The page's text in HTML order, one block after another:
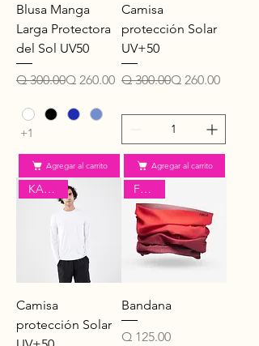
Blusa Manga
Larga Protectora
del Sol UV50
Precio
Q 300.00
Precio de oferta
Q 260.00
+1
Agregar al carrito
Camisa
protección Solar
UV+50
Precio
Q 300.00
Precio de oferta
Q 260.00
Agregar al carrito
KALENJI
Camisa
protección Solar
Forclaz
Bandana
Precio
Q 125.00